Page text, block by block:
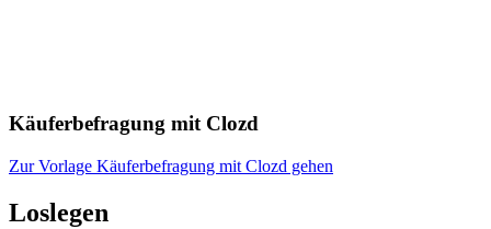
Käuferbefragung mit Clozd
Zur Vorlage Käuferbefragung mit Clozd gehen
Loslegen